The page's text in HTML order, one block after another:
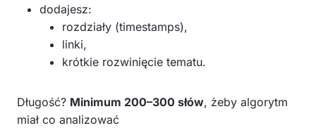
dodajesz:
rozdziały (timestamps),
linki,
krótkie rozwinięcie tematu.
Długość? Minimum 200–300 słów, żeby algorytm
miał co analizować